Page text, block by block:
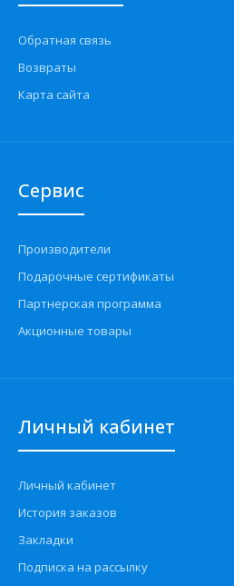
Обратная связь
Возвраты
Карта сайта
Сервис
Производители
Подарочные сертификаты
Партнерская программа
Акционные товары
Личный кабинет
Личный кабинет
История заказов
Закладки
Подписка на рассылку